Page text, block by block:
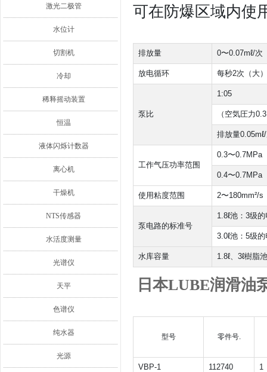
激光二极管
水位计
切割机
冷却
稀释摇动装置
恒温
液体闪烁计数器
离心机
干燥机
NTS传感器
水活度测量
光谱仪
天平
色谱仪
纯水器
光源
可在防爆区域内使
排放量 0〜0.07mℓ/次
放电循环 每秒2次（大）
泵比
1:05
（空気圧力
排放量
工作气压功率范围
0.3〜0.7MPa
0.4〜0.7MPa
使用粘度范围 2〜180mm²/s
泵电路的标准号
1.8ℓ池：3级
3.0ℓ池：5级
水库容量 1.8ℓ、3ℓ樹脂
日本LUBE润滑油
型号 零件号.
VBP-1 112740 1